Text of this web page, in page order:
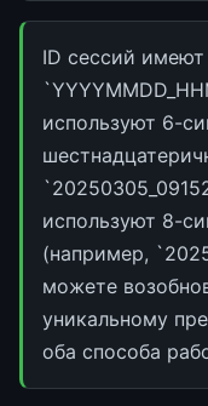
ID сессий
используют 6-
используют 8-
(например,
можете
уникальному
оба способа